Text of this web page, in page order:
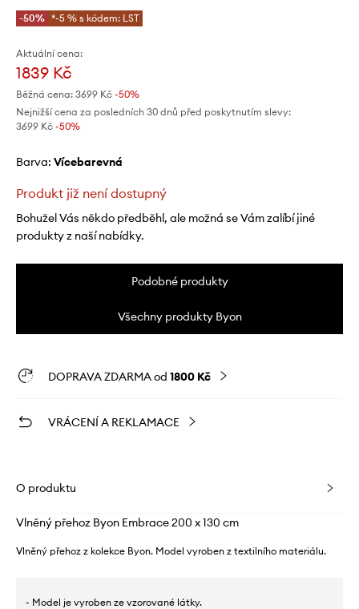
-50% *-5 % s kódem: LST
Aktuální cena:
1839 Kč
Běžná cena: 3699 Kč -50%
Nejnižší cena za posledních 30 dnů před poskytnutím slevy:
3699 Kč -50%
Barva: vícebarevná
Produkt již není dostupný
Bohužel Vás někdo předběhl, ale možná se Vám zalíbí jiné
produkty z naší nabídky.
Podobné produkty
Všechny produkty Byon
DOPRAVA ZDARMA od 1800 Kč
VRÁCENÍ A REKLAMACE
O produktu
Vlněný přehoz Byon Embrace 200 x 130 cm
Vlněný přehoz z kolekce Byon. Model vyroben z textilního materiálu.
- Model je vyroben ze vzorované látky.